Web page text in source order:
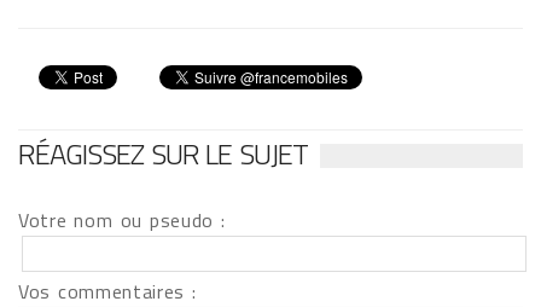
RÉAGISSEZ SUR LE SUJET
Votre nom ou pseudo :
Vos commentaires :